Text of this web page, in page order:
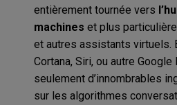
entièrement tournée vers
machines et plus
et autres assistants virtuels.
Cortana, Siri, ou autre
seulement d’innombrables
sur les algorithmes